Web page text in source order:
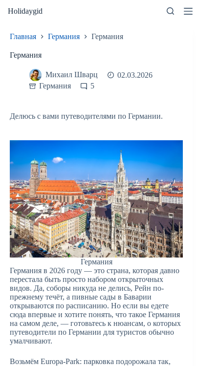
Holidaygid
Главная Германия Германия
Германия
Михаил Шварц
02.03.2026
Германия
5
Делюсь с вами путеводителями по Германии.
Германия
Германия в 2026 году — это страна, которая давно
перестала быть просто набором открыточных
видов. Да, соборы никуда не делись, Рейн по-
прежнему течёт, а пивные сады в Баварии
открываются по расписанию. Но если вы едете
сюда впервые и хотите понять, что такое Германия
на самом деле, — готовьтесь к нюансам, о которых
путеводители по Германии для туристов обычно
умалчивают.
Возьмём Europa-Park: парковка подорожала так,